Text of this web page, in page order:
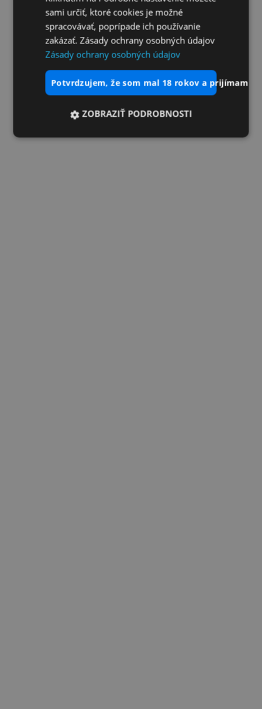
sami určiť, ktoré cookies je možné
spracovávať, poprípade ich používanie
zakázať. Zásady ochrany osobných údajov
Zásady ochrany osobných údajov
potvrdzujem, že som mal 18 rokov a prijímam
ZOBRAZIŤ PODROBNOSTI